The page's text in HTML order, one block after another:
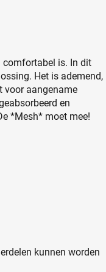
comfortabel is. In dit
Het is ademend,
voor aangename
en
*Mesh* moet mee!
kunnen worden